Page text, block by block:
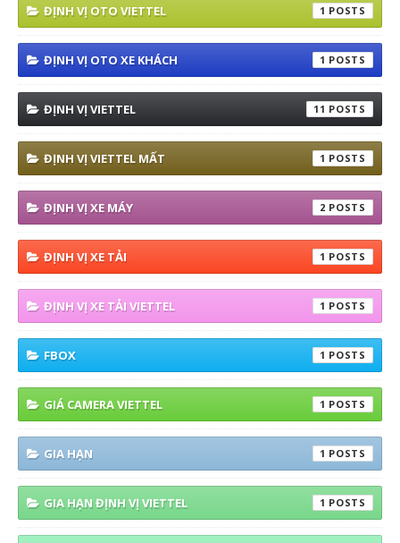
ĐỊNH VỊ OTO VIETTEL 1
ĐỊNH VỊ OTO XE KHÁCH 1
ĐỊNH VỊ VIETTEL 11
ĐỊNH VỊ VIETTEL MẤT 1
ĐỊNH VỊ XE MÁY 2
ĐỊNH VỊ XE TẢI 1
ĐỊNH VỊ XE TẢI VIETTEL 1
FBOX 1
GIÁ CAMERA VIETTEL 1
GIA HẠN 1
GIA HẠN ĐỊNH VỊ VIETTEL 1